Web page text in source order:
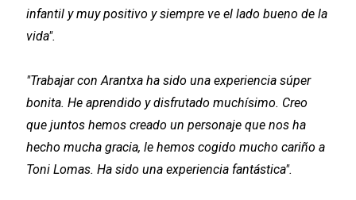
infantil y muy positivo y siempre ve el lado bueno de la
vida".
"Trabajar con Arantxa ha sido una experiencia súper
bonita. He aprendido y disfrutado muchísimo. Creo
que juntos hemos creado un personaje que nos ha
hecho mucha gracia, le hemos cogido mucho cariño a
Toni Lomas. Ha sido una experiencia fantástica".